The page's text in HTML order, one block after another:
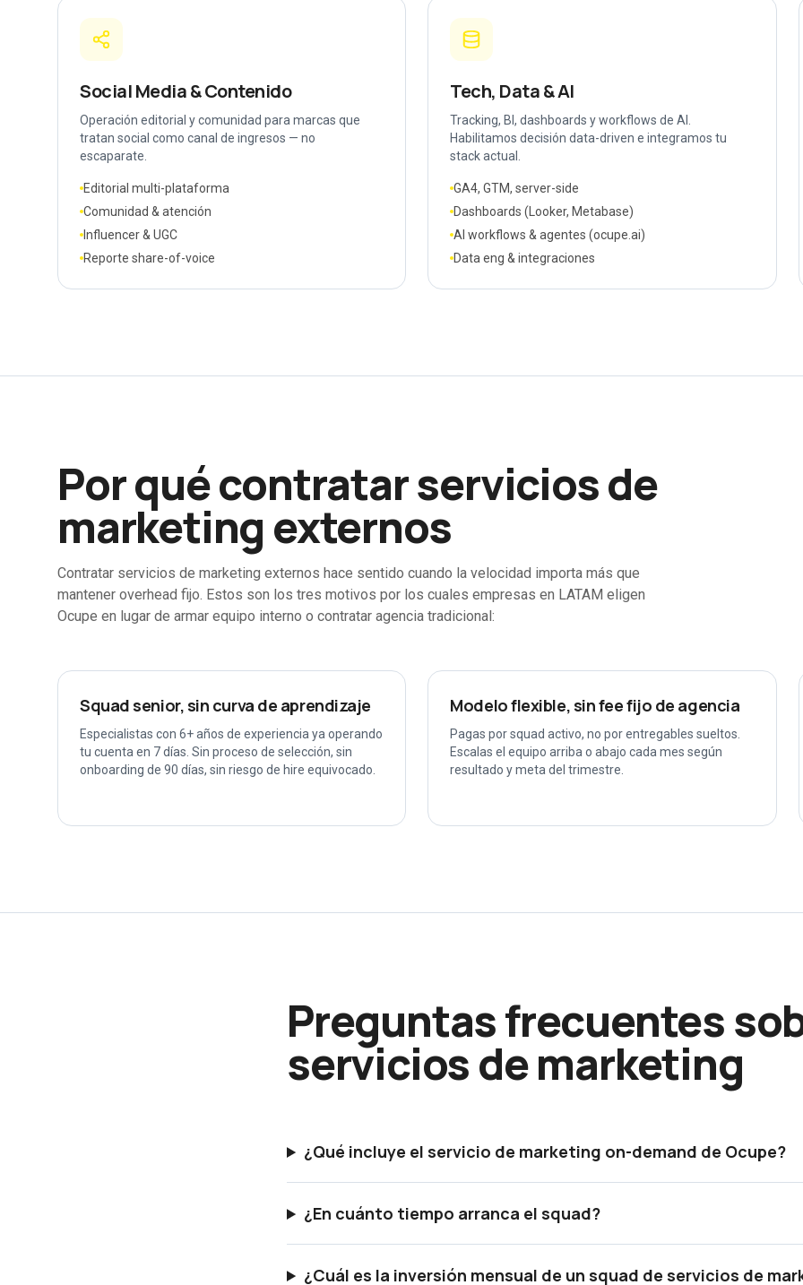
Social Media & Contenido
Operación editorial y comunidad para marcas que
tratan social como canal de ingresos — no
escaparate.
Editorial multi-plataforma
Comunidad & atención
Influencer & UGC
Reporte share-of-voice
Tech, Data & AI
Tracking, BI, dashboards y workflows de AI.
Habilitamos decisión data-driven e integramos tu
stack actual.
GA4, GTM, server-side
Dashboards (Looker, Metabase)
AI workflows & agentes (ocupe.ai)
Data eng & integraciones
Por qué contratar servicios de
marketing externos
Contratar servicios de marketing externos hace sentido cuando la velocidad importa más que
mantener overhead fijo. Estos son los tres motivos por los cuales empresas en LATAM eligen
Ocupe en lugar de armar equipo interno o contratar agencia tradicional:
Squad senior, sin curva de aprendizaje
Especialistas con 6+ años de experiencia ya operando
tu cuenta en 7 días. Sin proceso de selección, sin
onboarding de 90 días, sin riesgo de hire equivocado.
Modelo flexible, sin fee fijo de agencia
Pagas por squad activo, no por entregables sueltos.
Escalas el equipo arriba o abajo cada mes según
resultado y meta del trimestre.
Preguntas frecuentes
servicios de marketing
¿Qué incluye el servicio de marketing on-demand de Ocupe?
¿En cuánto tiempo arranca el squad?
¿Cuál es la inversión mensual de un squad de servicios de